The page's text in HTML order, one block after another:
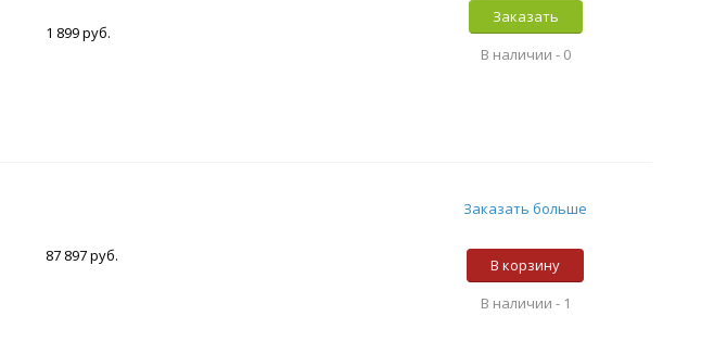
1 899 руб.
Заказать
В наличии - 0
87 897 руб.
Заказать больше
В корзину
В наличии - 1